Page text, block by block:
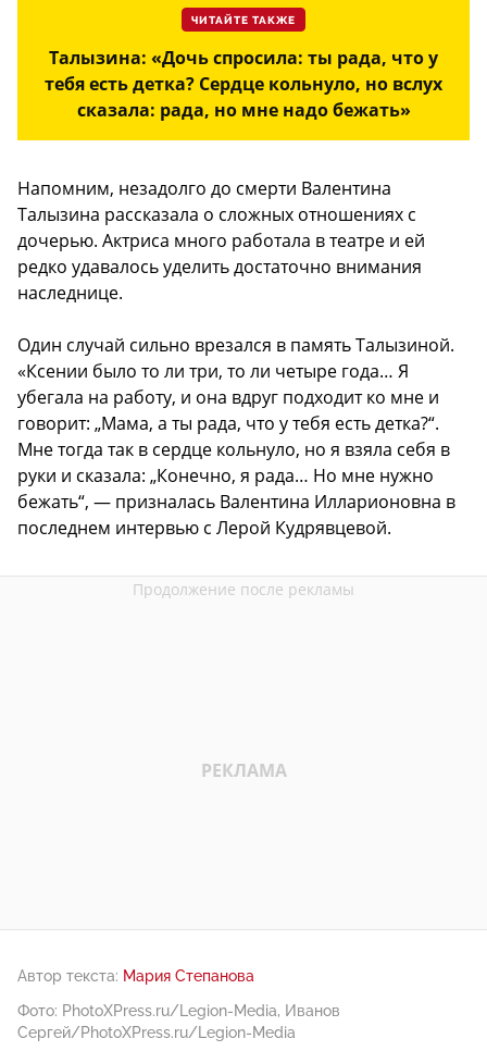
ЧИТАЙТЕ ТАКЖЕ
Талызина: «Дочь спросила: ты рада, что у
тебя есть детка? Сердце кольнуло, но вслух
сказала: рада, но мне надо бежать»
Напомним, незадолго до смерти Валентина
Талызина рассказала о сложных отношениях с
дочерью. Актриса много работала в театре и ей
редко удавалось уделить достаточно внимания
наследнице.
Один случай сильно врезался в память Талызиной.
«Ксении было то ли три, то ли четыре года… Я
убегала на работу, и она вдруг подходит ко мне и
говорит: „Мама, а ты рада, что у тебя есть детка?“.
Мне тогда так в сердце кольнуло, но я взяла себя в
руки и сказала: „Конечно, я рада… Но мне нужно
бежать“, — призналась Валентина Илларионовна в
последнем интервью с Лерой Кудрявцевой.
Автор текста: Мария Степанова
Фото: PhotoXPress.ru/Legion-Media, Иванов
Сергей/PhotoXPress.ru/Legion-Media